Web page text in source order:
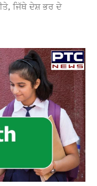
ਜਿੱਥੇ ਦੇਸ਼ ਭਰ ਦੇ